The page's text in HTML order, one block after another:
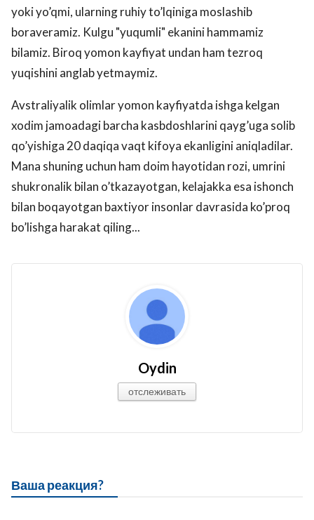
yoki yo’qmi, ularning ruhiy to’lqiniga moslashib
boraveramiz. Kulgu "yuqumli" ekanini hammamiz
bilamiz. Biroq yomon kayfiyat undan ham tezroq
yuqishini anglab yetmaymiz.
Avstraliyalik olimlar yomon kayfiyatda ishga kelgan
xodim jamoadagi barcha kasbdoshlarini qayg’uga solib
qo’yishiga 20 daqiqa vaqt kifoya ekanligini aniqladilar.
Mana shuning uchun ham doim hayotidan rozi, umrini
shukronalik bilan o’tkazayotgan, kelajakka esa ishonch
bilan boqayotgan baxtiyor insonlar davrasida ko’proq
bo’lishga harakat qiling...
Oydin
отслеживать
Ваша реакция?